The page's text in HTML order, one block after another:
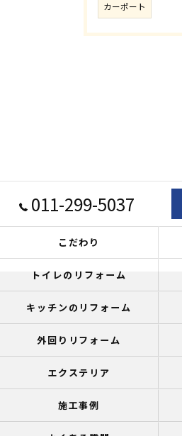
カーポート
011-299-5037
こだわり
トイレのリフォーム
キッチンのリフォーム
外回りリフォーム
エクステリア
施工事例